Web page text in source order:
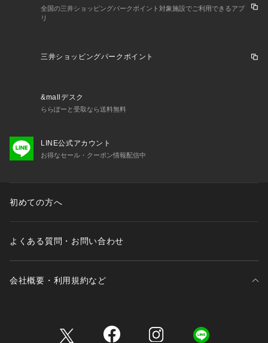
【Size Specs】
M/ 着丈67.5 | 肩幅55.5 | バスト120 | そで丈64
※画像の商品はサンプルとなります。
モデル情報　身長：182cm　size：L
全国の三井ショッピングパークポイント対象施設でご利用できるアプ
リ
三井ショッピングパークポイント
&mallデスク
ららぽーと受取なら送料無料
LINE公式アカウント
お得なセール・クーポン情報配信中
初めての方へ
よくある質問・お問い合わせ
会社概要・利用規約など